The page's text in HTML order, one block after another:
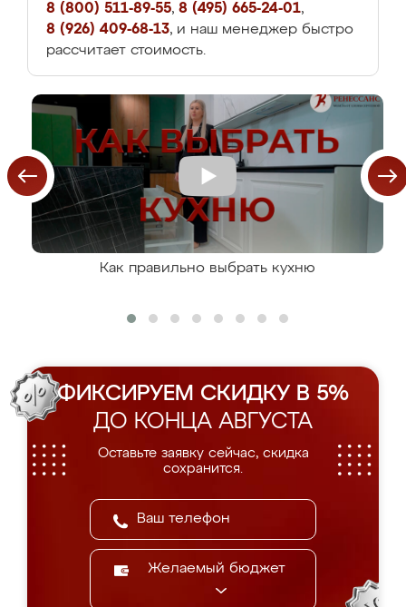
8 (800) 511-89-55, 8 (495) 665-24-01,
8 (926) 409-68-13, и наш менеджер быстро
рассчитает стоимость.
Как правильно выбрать кухню
ФИКСИРУЕМ СКИДКУ В 5%
ДО КОНЦА АВГУСТА
Оставьте заявку сейчас, скидка
сохранится.
Желаемый бюджет